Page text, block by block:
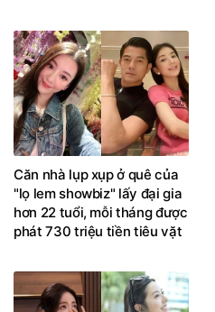
Căn nhà lụp xụp ở quê của
"lọ lem showbiz" lấy đại gia
hơn 22 tuổi, mỗi tháng được
phát 730 triệu tiền tiêu vặt